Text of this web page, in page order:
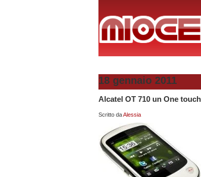
18 gennaio 2011
Alcatel OT 710 un One
Scritto daAlessia